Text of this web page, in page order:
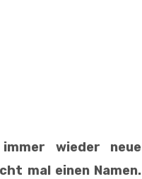
wieder neue
mal einen Namen.